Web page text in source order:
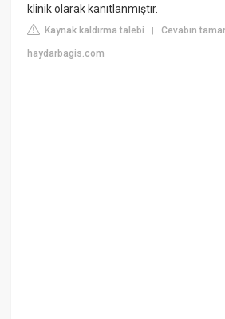
klinik olarak kanıtlanmıştır.
Kaynak kaldırma talebi |Cevabın
haydarbagis.com